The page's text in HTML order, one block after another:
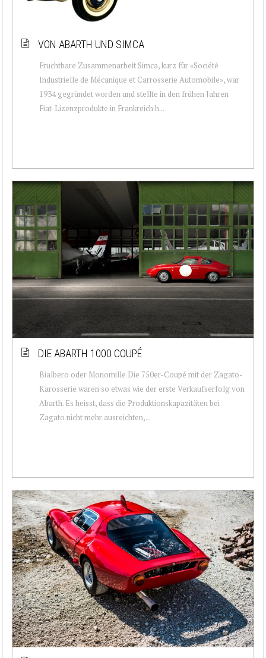
VON ABARTH UND SIMCA
Fruchtbare Zusammenarbeit Simca, kurz für «Société
Industrielle de Mécanique et Carrosserie Automobile», war
1934 gegründet worden und stellte in den frühen Jahren
Fiat-Lizenzprodukte in Frankreich h...
DIE ABARTH 1000 COUPÉ
Bialbero oder Monomille Die 750er-Coupé mit der Zagato-
Karosserie waren so etwas wie der erste Verkaufserfolg von
Abarth. Es heisst, dass die Produktionskapazitäten bei
Zagato nicht mehr ausreichten,...